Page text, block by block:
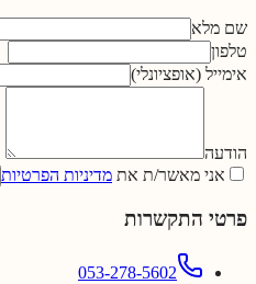
שם מלא
טלפון
אימייל (אופציונלי)
הודעה
אני מאשר/ת את מדיניות הפרטיות
פרטי התקשרות
053-278-5602